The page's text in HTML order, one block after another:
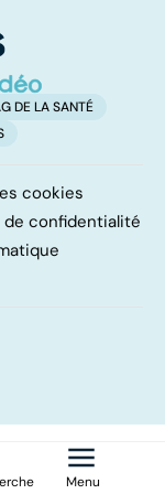
Menu
DE LA SANTÉ
cookies
de confidentialité